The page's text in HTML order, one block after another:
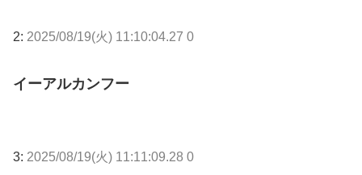
2: 2025/08/19(火) 11:10:04.27 0
イーアルカンフー
3: 2025/08/19(火) 11:11:09.28 0